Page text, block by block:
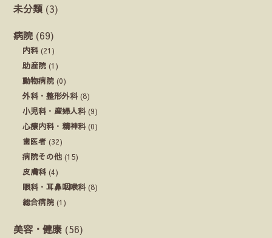
未分類 (3)
病院 (69)
内科 (21)
助産院 (1)
動物病院 (0)
外科・整形外科 (8)
小児科・産婦人科 (9)
心療内科・精神科 (0)
歯医者 (32)
病院その他 (15)
皮膚科 (4)
眼科・耳鼻咽喉科 (8)
総合病院 (1)
美容・健康 (56)